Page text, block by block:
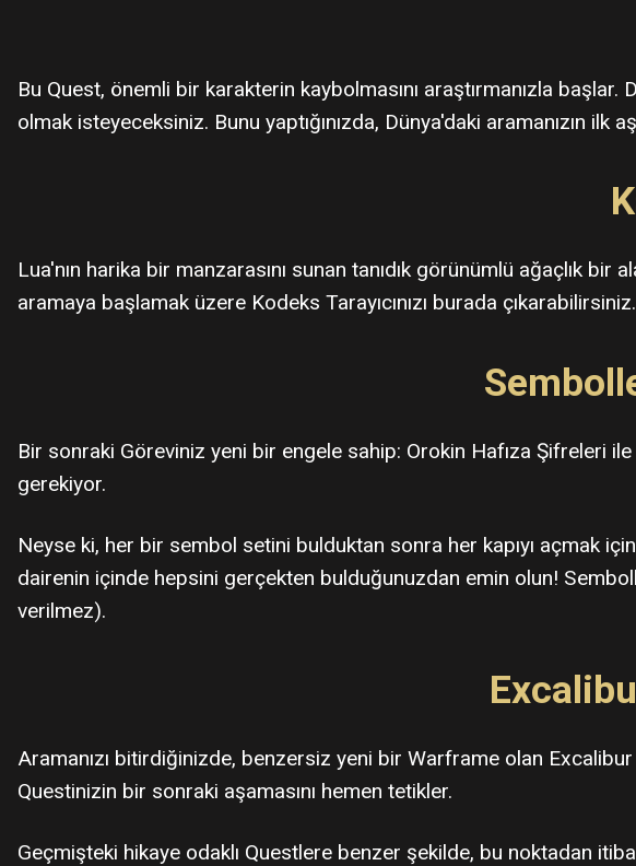
Bu Quest, önemli bir karakterin kaybolmasını araştırmanızla
olmak isteyeceksiniz. Bunu yaptığınızda, Dünya'daki aramanızın ilk
Lua'nın harika bir manzarasını sunan tanıdık görünümlü ağaçlık
aramaya başlamak üzere Kodeks Tarayıcınızı burada
Bir sonraki Göreviniz yeni bir engele sahip: Orokin Hafıza Şifreleri
gerekiyor.
Neyse ki, her bir sembol setini bulduktan sonra her kapıyı açmak
dairenin içinde hepsini gerçekten bulduğunuzdan emin olun!
verilmez).
Aramanızı bitirdiğinizde, benzersiz yeni bir Warframe olan
Questinizin bir sonraki aşamasını hemen tetikler.
Geçmişteki hikaye odaklı Questlere benzer şekilde, bu noktadan